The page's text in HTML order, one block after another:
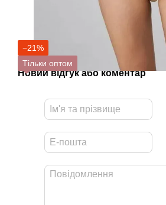
−21%
Тільки оптом
Новий відгук або коментар